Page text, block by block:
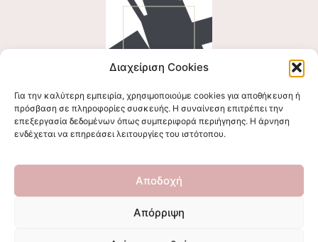
Διαχείριση Cookies
Για την καλύτερη εμπειρία, χρησιμοποιούμε cookies για αποθήκευση ή
πρόσβαση σε πληροφορίες συσκευής. Η συναίνεση επιτρέπει την
επεξεργασία δεδομένων όπως συμπεριφορά περιήγησης. Η άρνηση
ενδέχεται να επηρεάσει λειτουργίες του ιστότοπου.
Αποδοχή
Απόρριψη
Ακολουθήστε μας
Επικοινωνήστε μαζί μας
stigmalogou@gmail.com